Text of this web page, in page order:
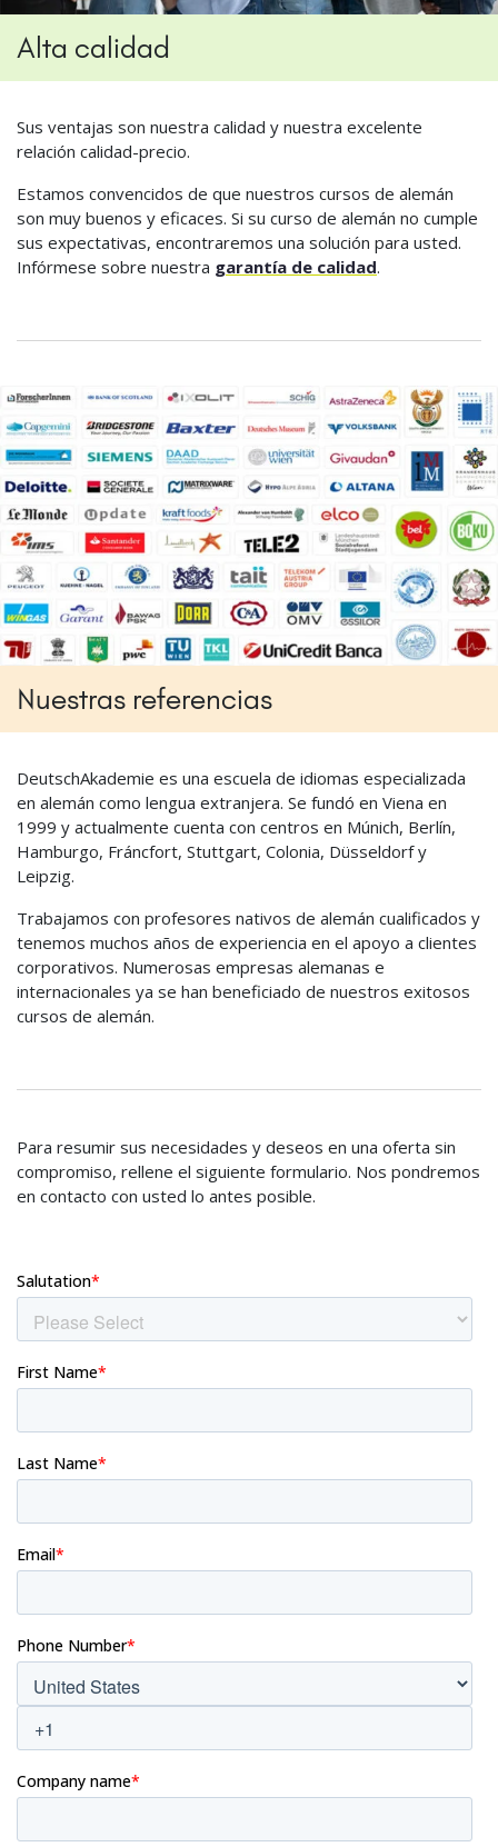
Alta calidad
Sus ventajas son nuestra calidad y nuestra excelente
relación calidad-precio.
Estamos convencidos de que nuestros cursos de alemán
son muy buenos y eficaces. Si su curso de alemán no cumple
sus expectativas, encontraremos una solución para usted.
Infórmese sobre nuestra garantía de calidad.
Nuestras referencias
DeutschAkademie es una escuela de idiomas especializada
en alemán como lengua extranjera. Se fundó en Viena en
1999 y actualmente cuenta con centros en Múnich, Berlín,
Hamburgo, Fráncfort, Stuttgart, Colonia, Düsseldorf y
Leipzig.
Trabajamos con profesores nativos de alemán cualificados y
tenemos muchos años de experiencia en el apoyo a clientes
corporativos. Numerosas empresas alemanas e
internacionales ya se han beneficiado de nuestros exitosos
cursos de alemán.
Para resumir sus necesidades y deseos en una oferta sin
compromiso, rellene el siguiente formulario. Nos pondremos
en contacto con usted lo antes posible.